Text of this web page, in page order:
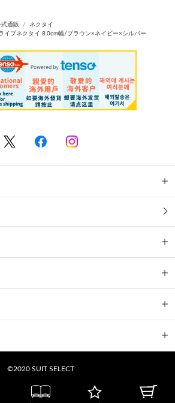
式通販
ネクタイ
イプネクタイ 8.0cm幅/ブラウン×ネイビー×シルバー
©2020 SUIT SELECT